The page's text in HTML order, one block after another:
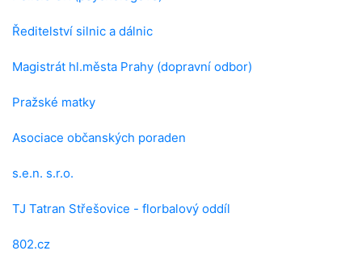
Ředitelství silnic a dálnic
Magistrát hl.města Prahy (dopravní odbor)
Pražské matky
Asociace občanských poraden
s.e.n. s.r.o.
TJ Tatran Střešovice - florbalový oddíl
802.cz